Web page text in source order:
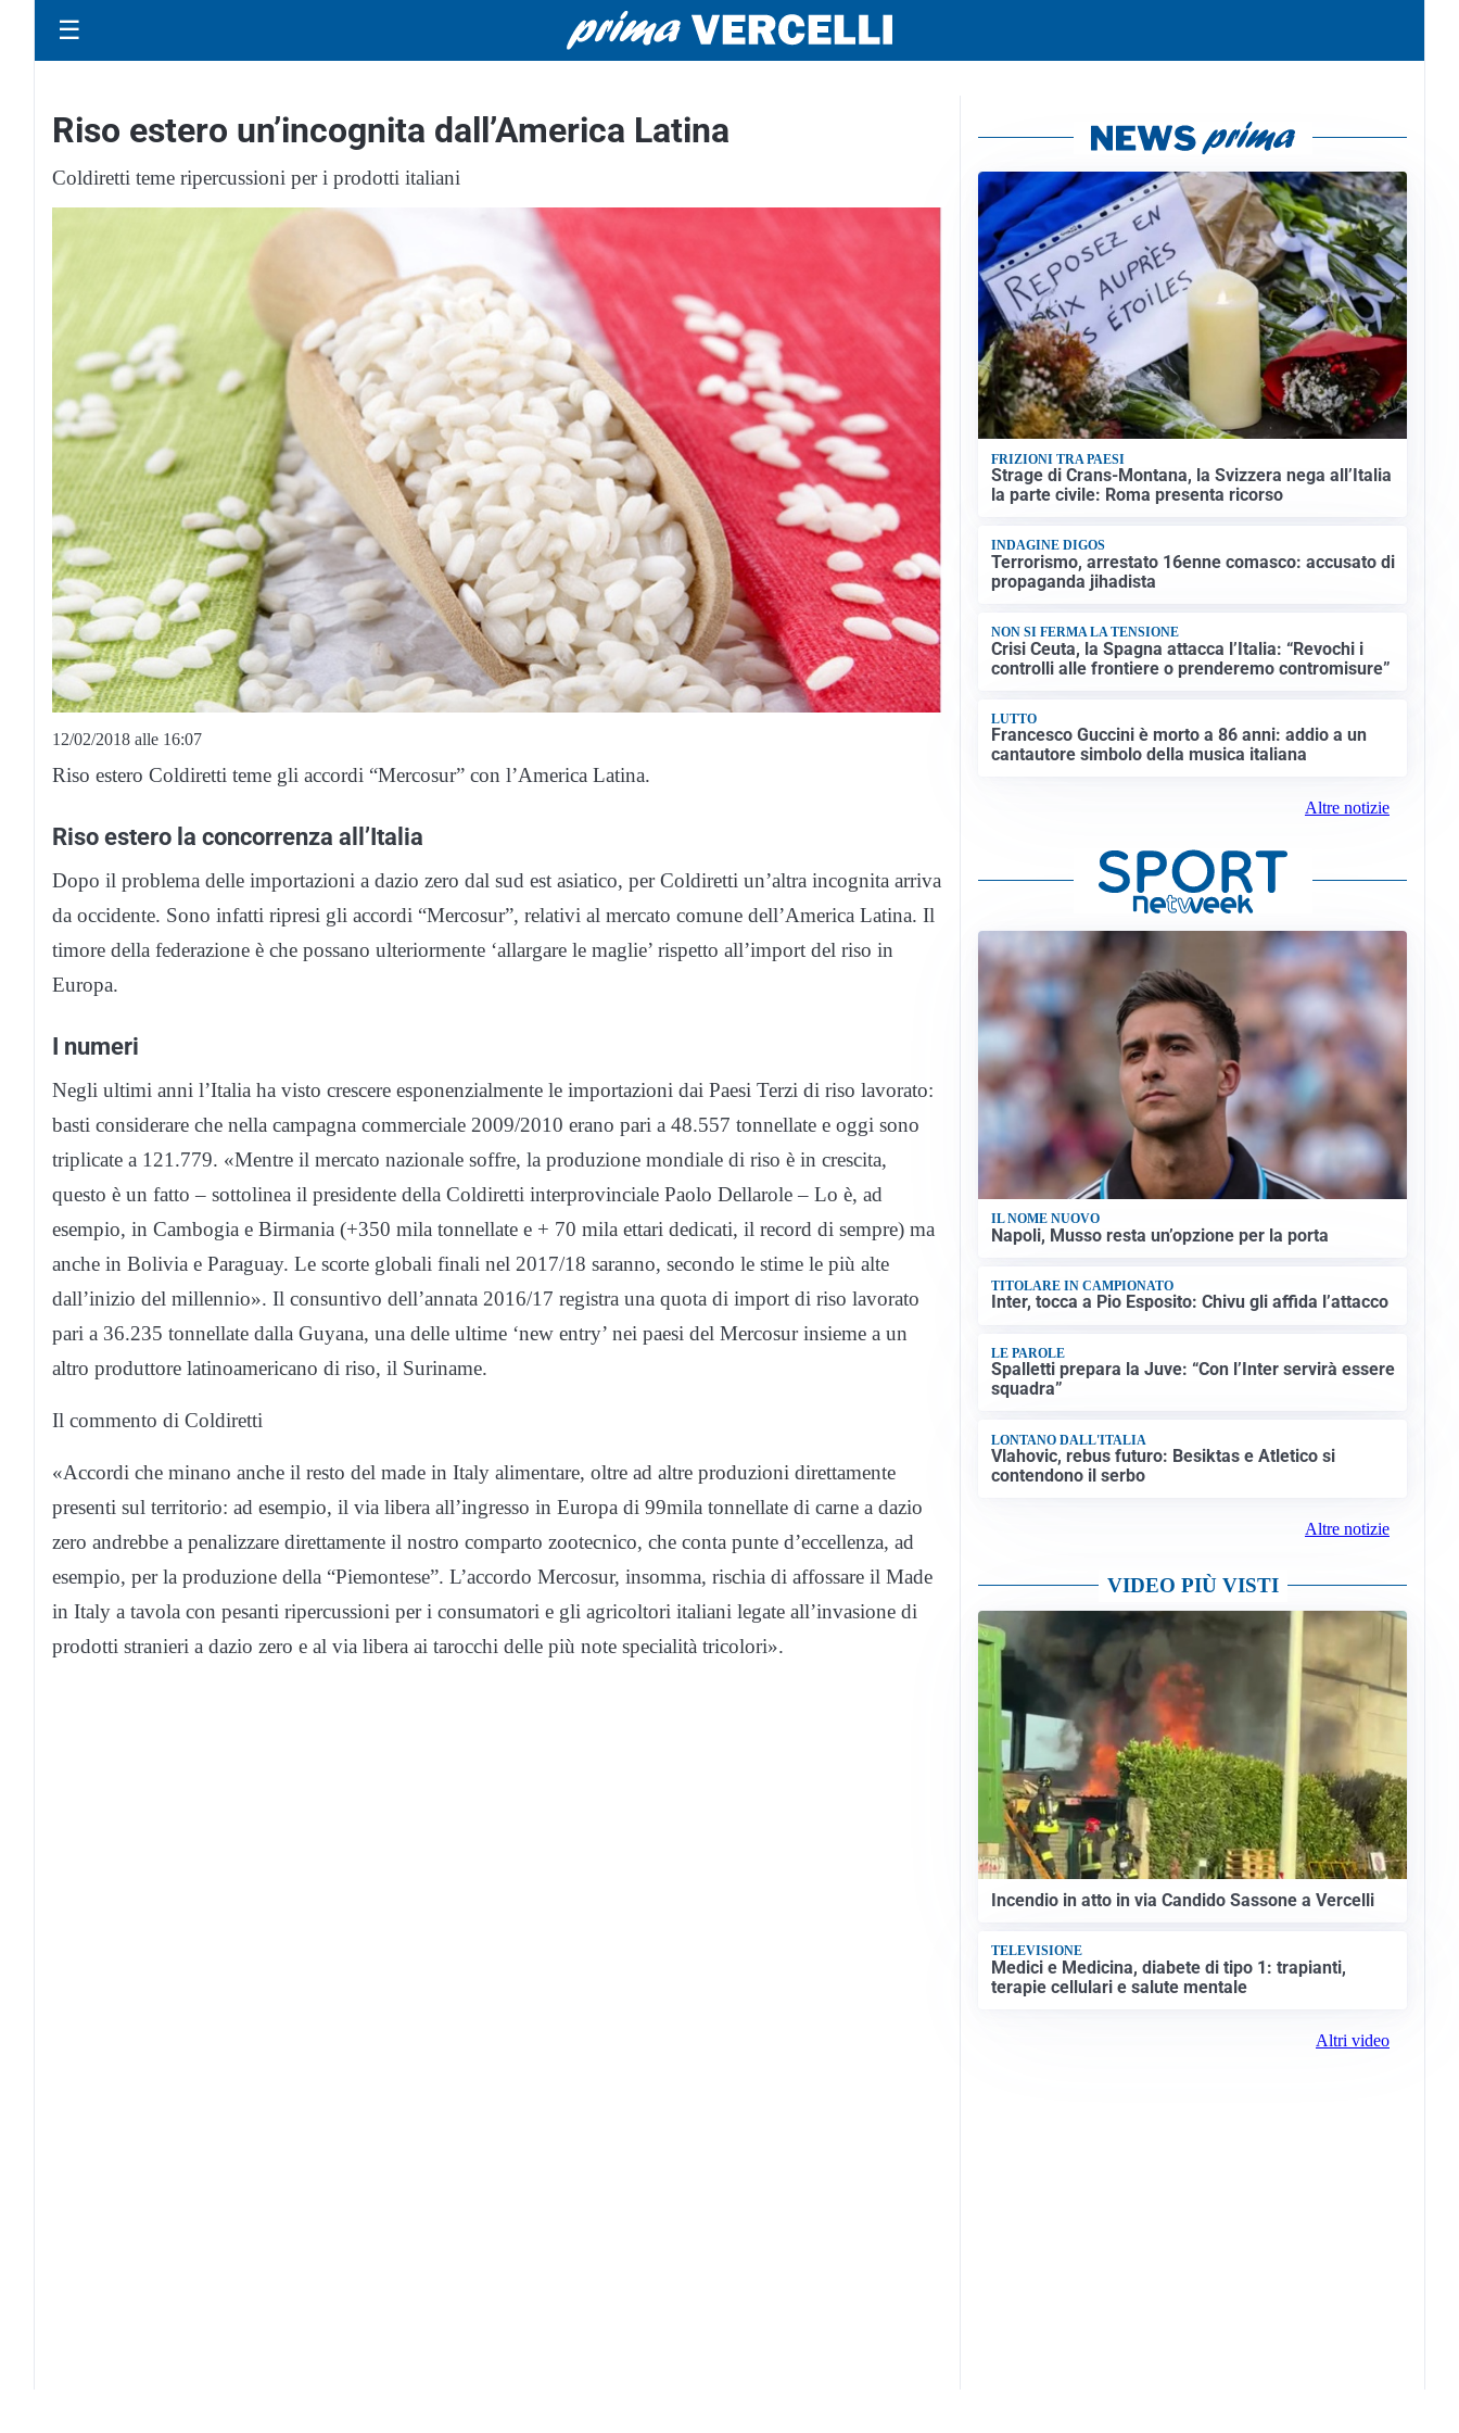
☰
Riso estero un’incognita dall’America Latina
Coldiretti teme ripercussioni per i prodotti italiani
12/02/2018 alle 16:07
Riso estero Coldiretti teme gli accordi “Mercosur” con l’America Latina.
Riso estero la concorrenza all’Italia
Dopo il problema delle importazioni a dazio zero dal sud est asiatico, per Coldiretti un’altra incognita arriva
da occidente. Sono infatti ripresi gli accordi “Mercosur”, relativi al mercato comune dell’America Latina. Il
timore della federazione è che possano ulteriormente ‘allargare le maglie’ rispetto all’import del riso in
Europa.
I numeri
Negli ultimi anni l’Italia ha visto crescere esponenzialmente le importazioni dai Paesi Terzi di riso lavorato:
basti considerare che nella campagna commerciale 2009/2010 erano pari a 48.557 tonnellate e oggi sono
triplicate a 121.779. «Mentre il mercato nazionale soffre, la produzione mondiale di riso è in crescita,
questo è un fatto – sottolinea il presidente della Coldiretti interprovinciale Paolo Dellarole – Lo è, ad
esempio, in Cambogia e Birmania (+350 mila tonnellate e + 70 mila ettari dedicati, il record di sempre) ma
anche in Bolivia e Paraguay. Le scorte globali finali nel 2017/18 saranno, secondo le stime le più alte
dall’inizio del millennio». Il consuntivo dell’annata 2016/17 registra una quota di import di riso lavorato
pari a 36.235 tonnellate dalla Guyana, una delle ultime ‘new entry’ nei paesi del Mercosur insieme a un
altro produttore latinoamericano di riso, il Suriname.
Il commento di Coldiretti
«Accordi che minano anche il resto del made in Italy alimentare, oltre ad altre produzioni direttamente
presenti sul territorio: ad esempio, il via libera all’ingresso in Europa di 99mila tonnellate di carne a dazio
zero andrebbe a penalizzare direttamente il nostro comparto zootecnico, che conta punte d’eccellenza, ad
esempio, per la produzione della “Piemontese”. L’accordo Mercosur, insomma, rischia di affossare il Made
in Italy a tavola con pesanti ripercussioni per i consumatori e gli agricoltori italiani legate all’invasione di
prodotti stranieri a dazio zero e al via libera ai tarocchi delle più note specialità tricolori».
FRIZIONI TRA PAESI
Strage di Crans-Montana, la Svizzera nega all’Italia
la parte civile: Roma presenta ricorso
INDAGINE DIGOS
Terrorismo, arrestato 16enne comasco: accusato di
propaganda jihadista
NON SI FERMA LA TENSIONE
Crisi Ceuta, la Spagna attacca l’Italia: “Revochi i
controlli alle frontiere o prenderemo contromisure”
LUTTO
Francesco Guccini è morto a 86 anni: addio a un
cantautore simbolo della musica italiana
Altre notizie
IL NOME NUOVO
Napoli, Musso resta un’opzione per la porta
TITOLARE IN CAMPIONATO
Inter, tocca a Pio Esposito: Chivu gli affida l’attacco
LE PAROLE
Spalletti prepara la Juve: “Con l’Inter servirà essere
squadra”
LONTANO DALL'ITALIA
Vlahovic, rebus futuro: Besiktas e Atletico si
contendono il serbo
Altre notizie
VIDEO PIÙ VISTI
Incendio in atto in via Candido Sassone a Vercelli
TELEVISIONE
Medici e Medicina, diabete di tipo 1: trapianti,
terapie cellulari e salute mentale
Altri video